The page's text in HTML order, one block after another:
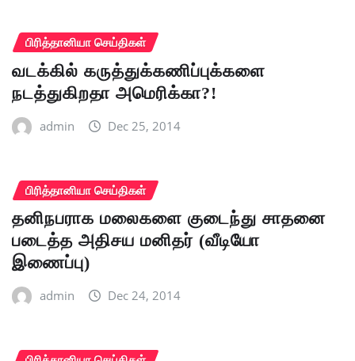
பிரித்தானியா செய்திகள்
வடக்கில் கருத்துக்கணிப்புக்களை
நடத்துகிறதா அமெரிக்கா?!
admin Dec 25, 2014
பிரித்தானியா செய்திகள்
தனிநபராக மலைகளை குடைந்து சாதனை
படைத்த அதிசய மனிதர் (வீடியோ
இணைப்பு)
admin Dec 24, 2014